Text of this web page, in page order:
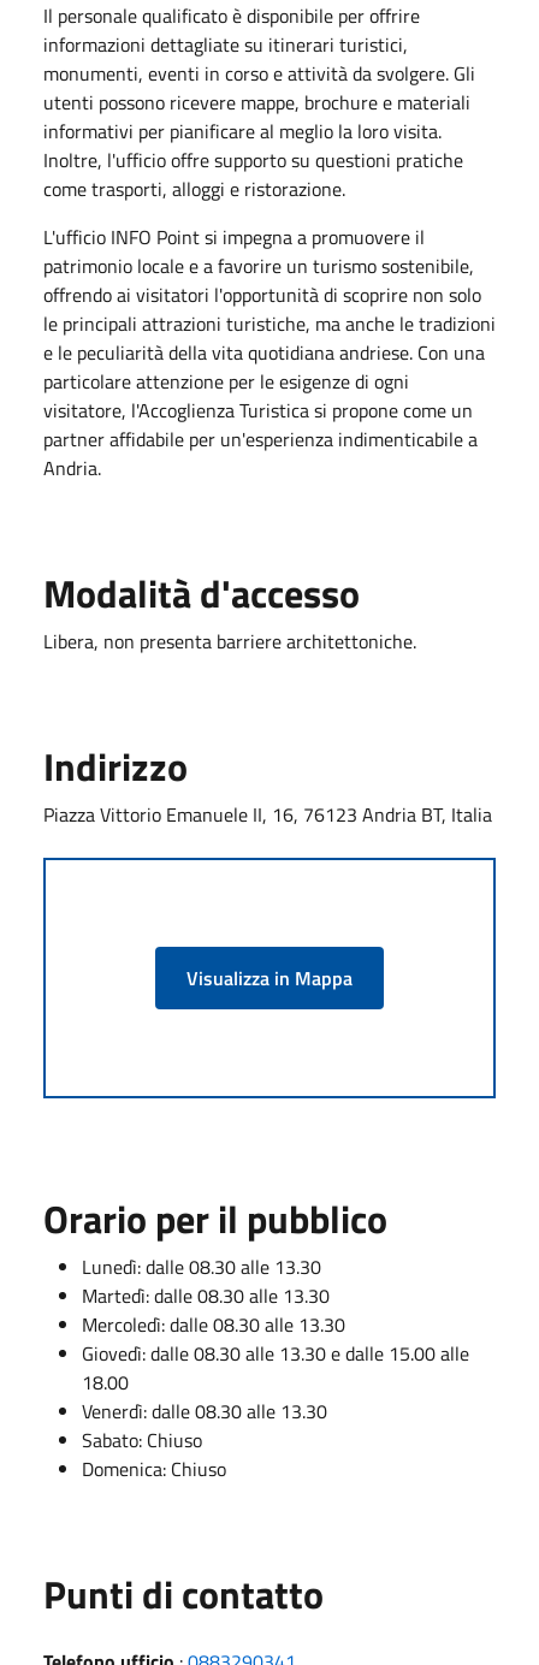
Il personale qualificato è disponibile per offrire
informazioni dettagliate su itinerari turistici,
monumenti, eventi in corso e attività da svolgere. Gli
utenti possono ricevere mappe, brochure e materiali
informativi per pianificare al meglio la loro visita.
Inoltre, l'ufficio offre supporto su questioni pratiche
come trasporti, alloggi e ristorazione.
L'ufficio INFO Point si impegna a promuovere il
patrimonio locale e a favorire un turismo sostenibile,
offrendo ai visitatori l'opportunità di scoprire non solo
le principali attrazioni turistiche, ma anche le tradizioni
e le peculiarità della vita quotidiana andriese. Con una
particolare attenzione per le esigenze di ogni
visitatore, l'Accoglienza Turistica si propone come un
partner affidabile per un'esperienza indimenticabile a
Andria.
Modalità d'accesso
Libera, non presenta barriere architettoniche.
Indirizzo
Piazza Vittorio Emanuele II, 16, 76123 Andria BT, Italia
Visualizza in Mappa
Orario per il pubblico
Lunedì: dalle 08.30 alle 13.30
Martedì: dalle 08.30 alle 13.30
Mercoledì: dalle 08.30 alle 13.30
Giovedì: dalle 08.30 alle 13.30 e dalle 15.00 alle
18.00
Venerdì: dalle 08.30 alle 13.30
Sabato: Chiuso
Domenica: Chiuso
Punti di contatto